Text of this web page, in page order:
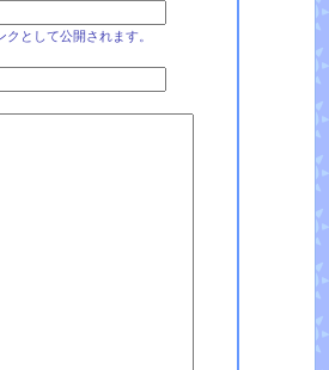
として公開されます。